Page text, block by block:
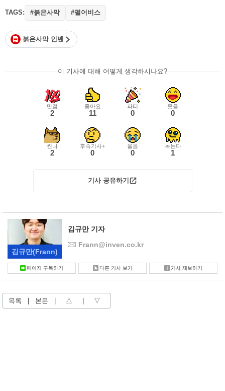
TAGS: #붉은사막 #펄어비스
붉은사막 인벤
이 기사에 대해 어떻게 생각하시나요?
만점
2
좋아요
11
파티
0
웃음
0
씬나
2
후속기사+
0
울음
0
녹는다
1
기사 공유하기
김규만(Frann)
김규만 기자
Frann@inven.co.kr
페이지 구독하기 다른 기사 보기 기사 제보하기
목록 본문 △ ▽